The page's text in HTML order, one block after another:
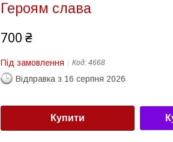
Героям слава
700 ₴
Під замовлення Код: 4668
Відправка з 16 серпня 2026
Купити